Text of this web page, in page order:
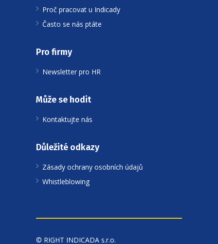
Proč pracovat u Indicady
Často se nás ptáte
Pro firmy
Newsletter pro HR
Může se hodit
Kontaktujte nás
Důležité odkazy
Zásady ochrany osobních údajů
Whistleblowing
© RIGHT INDICADA s.r.o.